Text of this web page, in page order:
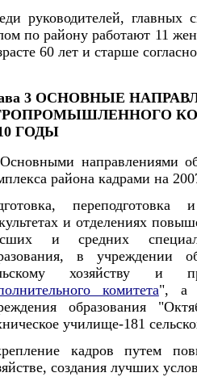
руководителей, главных
по району работают 11
60 лет и старше
3 ОСНОВНЫЕ
ГОДЫ
направлениями
района кадрами на
и отделениях
и средних
в учреждении
хозяйству и
комитета", а
образования
училище-181
кадров путем
создания лучших